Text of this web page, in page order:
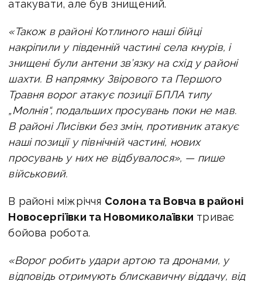
атакувати, але був знищений.
«Також в районі Котлиного наші бійці
накріпили у південній частині села кнурів, і
знищені були антени зв’язку на схід у районі
шахти. В напрямку Звірового та Першого
Травня ворог атакує позиції БПЛА типу
„Молнія“, подальших просувань поки не мав.
В районі Лисівки без змін, противник атакує
наші позиції у північній частині, нових
просувань у них не відбувалося», — пише
військовий.
В районі міжріччя Солона та Вовча в районі
Новосергіївки та Новомиколаївки триває
бойова робота.
«Ворог робить удари артою та дронами, у
відповідь отримують блискавичну віддачу, від